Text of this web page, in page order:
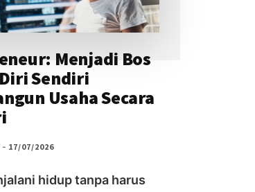
Menjadi Bos
Sendiri
Usaha Secara
- 17/07/2026
hidup tanpa harus